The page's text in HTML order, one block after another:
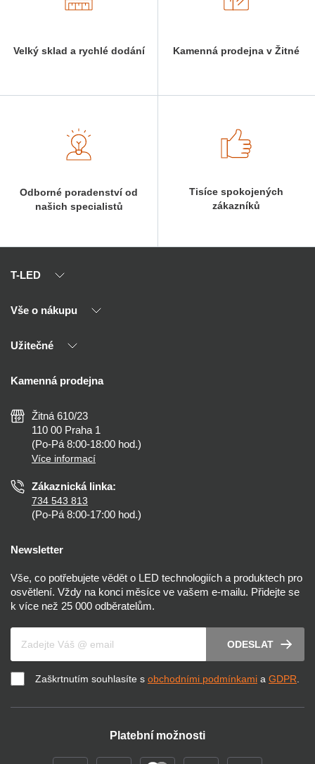
Velký sklad a rychlé dodání Kamenná prodejna v Žitné
Odborné poradenství od
našich specialistů
Tisíce spokojených
zákazníků
T-LED
O nás
Kontakty
Vše o nákupu
Výhody T-LED
Montáž
Nejčastější dotazy
Než koupíte
Osvětlení dle místnosti
Užitečné
Reklamace a vrácení
Zásady ochrany soukromí
Nastavení cookies
Prohlášení o přístupnosti
Kamenná prodejna
Žitná 610/23
110 00 Praha 1
(Po-Pá 8:00-18:00 hod.)
Více informací
Zákaznická linka:
734 543 813
(Po-Pá 8:00-17:00 hod.)
Newsletter
Vše, co potřebujete vědět o LED technologiích a produktech pro
osvětlení. Vždy na konci měsíce ve vašem e-mailu. Přidejte se
k více než 25 000 odběratelům.
ODESLAT
Zaškrtnutím souhlasíte s obchodními podmínkami a GDPR
Platební možnosti